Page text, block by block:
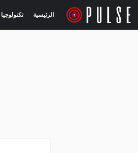
الرئيسية تكنولوجيا